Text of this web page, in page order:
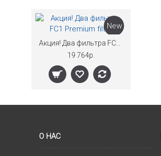
New
19 764р.
О НАС